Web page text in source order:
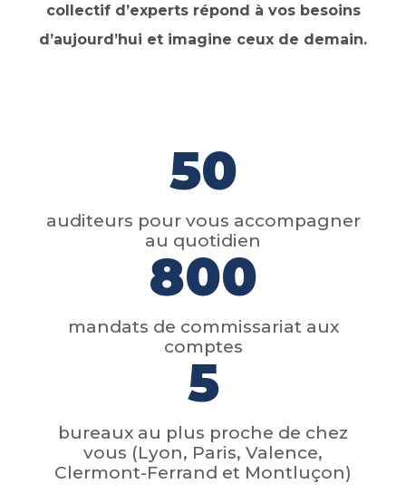
collectif d’experts répond à vos besoins
d’aujourd’hui et imagine ceux de demain.
50
auditeurs pour vous accompagner
au quotidien
800
mandats de commissariat aux
comptes
5
bureaux au plus proche de chez
vous (Lyon, Paris, Valence,
Clermont-Ferrand et Montluçon)